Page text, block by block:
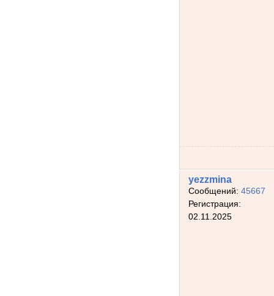
yezzmina
Сообщений:45667
Регистрация:
02.11.2025